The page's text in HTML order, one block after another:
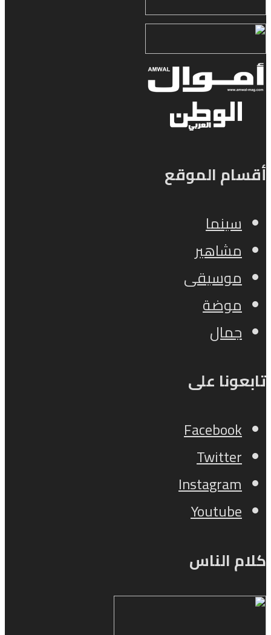
أقسام الموقع
سينما
مشاهير
موسيقى
موضة
جمال
تابعونا على
Facebook
Twitter
Instagram
Youtube
كلام الناس